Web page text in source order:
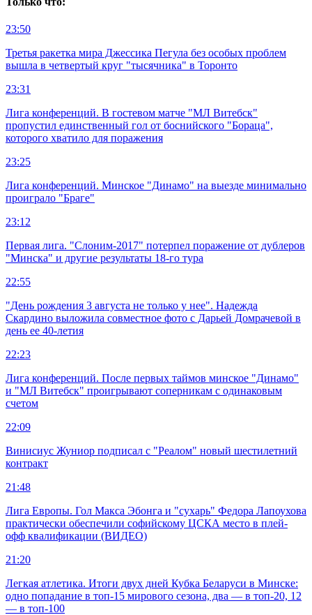
23:50
Третья ракетка мира Джессика Пегула без особых проблем
вышла в четвертый круг "тысячника" в Торонто
23:31
Лига конференций. В гостевом матче "МЛ Витебск"
пропустил единственный гол от боснийского "Бораца",
которого хватило для поражения
23:25
Лига конференций. Минское "Динамо" на выезде минимально
проиграло "Браге"
23:12
Первая лига. "Слоним-2017" потерпел поражение от дублеров
"Минска" и другие результаты 18-го тура
22:55
"День рождения 3 августа не только у нее". Надежда
Скардино выложила совместное фото с Дарьей Домрачевой в
день ее 40-летия
22:23
Лига конференций. После первых таймов минское "Динамо"
и "МЛ Витебск" проигрывают соперникам с одинаковым
счетом
22:09
Винисиус Жуниор подписал с "Реалом" новый шестилетний
контракт
21:48
Лига Европы. Гол Макса Эбонга и "сухарь" Федора Лапоухова
практически обеспечили софийскому ЦСКА место в плей-
офф квалификации (ВИДЕО)
21:20
Легкая атлетика. Итоги двух дней Кубка Беларуси в Минске:
одно попадание в топ-15 мирового сезона, два — в топ-20, 12
— в топ-100